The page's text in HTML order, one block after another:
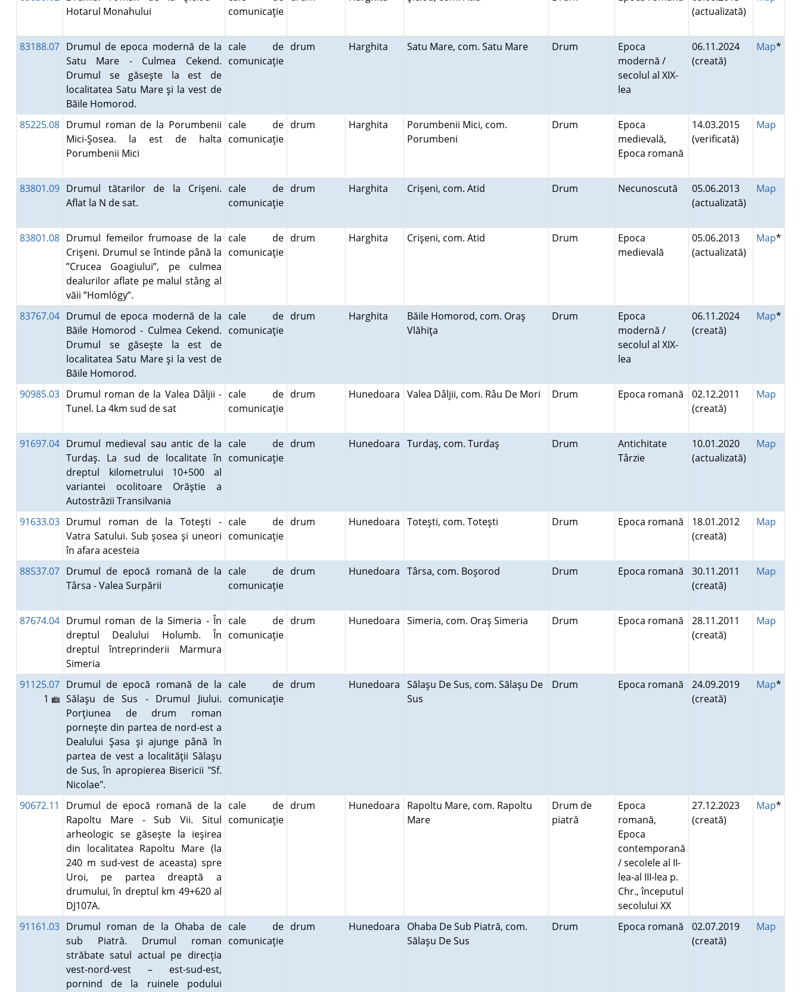
Hotarul Monahului
comunicaţie
(actualizată)
83188.07 Drumul de epoca modernă de la
Satu Mare - Culmea Cekend.
Drumul se găseşte la est de
localitatea Satu Mare şi la vest de
Băile Homorod.
cale de
comunicaţie
drum Harghita Satu Mare, com. Satu Mare Drum
Epoca
modernă /
secolul al XIX-
lea
06.11.2024
(creată)
Map*
85225.08 Drumul roman de la Porumbenii
Mici-Şosea. la est de halta
Porumbenii Mici
cale de
comunicaţie
drum Harghita
Porumbenii Mici, com.
Porumbeni
Drum
Epoca
medievală,
Epoca romană
14.03.2015
(verificată)
Map
83801.09 Drumul tătarilor de la Crişeni.
Aflat la N de sat.
cale de
comunicaţie
drum Harghita Crişeni, com. Atid Drum Necunoscută
05.06.2013
(actualizată)
Map
83801.08 Drumul femeilor frumoase de la
Crişeni. Drumul se întinde până la
”Crucea Goagiului”, pe culmea
dealurilor aflate pe malul stâng al
văii ”Homlógy”.
cale de
comunicaţie
drum Harghita Crişeni, com. Atid Drum
Epoca
medievală
05.06.2013
(actualizată)
Map*
83767.04 Drumul de epoca modernă de la
Băile Homorod - Culmea Cekend.
Drumul se găseşte la est de
localitatea Satu Mare şi la vest de
Băile Homorod.
cale de
comunicaţie
drum Harghita
Băile Homorod, com. Oraş
Vlăhiţa
Drum
Epoca
modernă /
secolul al XIX-
lea
06.11.2024
(creată)
Map*
90985.03 Drumul roman de la Valea Dâljii -
Tunel. La 4km sud de sat
cale de
comunicaţie
drum Hunedoara Valea Dâljii, com. Râu De Mori Drum Epoca romană
02.12.2011
(creată)
Map
91697.04 Drumul medieval sau antic de la
Turdaş. La sud de localitate în
dreptul kilometrului 10+500 al
variantei ocolitoare Orăştie a
Autostrăzii Transilvania
cale de
comunicaţie
drum Hunedoara Turdaş, com. Turdaş Drum
Antichitate
Târzie
10.01.2020
(actualizată)
Map
91633.03 Drumul roman de la Toteşti -
Vatra Satului. Sub şosea şi uneori
în afara acesteia
cale de
comunicaţie
drum Hunedoara Toteşti, com. Toteşti Drum Epoca romană
18.01.2012
(creată)
Map
88537.07 Drumul de epocă romană de la
Târsa - Valea Surpării
cale de
comunicaţie
drum Hunedoara Târsa, com. Boşorod Drum Epoca romană
30.11.2011
(creată)
Map
87674.04 Drumul roman de la Simeria - În
dreptul Dealului Holumb. În
dreptul întreprinderii Marmura
Simeria
cale de
comunicaţie
drum Hunedoara Simeria, com. Oraş Simeria Drum Epoca romană
28.11.2011
(creată)
Map
91125.07
1
Drumul de epocă romană de la
Sălaşu de Sus - Drumul Jiului.
Porţiunea de drum roman
porneşte din partea de nord-est a
Dealului Şasa şi ajunge până în
partea de vest a localităţii Sălaşu
de Sus, în apropierea Bisericii "Sf.
Nicolae".
cale de
comunicaţie
drum Hunedoara Sălaşu De Sus, com. Sălaşu De
Sus
Drum Epoca romană
24.09.2019
(creată)
Map*
90672.11
Drumul de epocă romană de la
Rapoltu Mare - Sub Vii. Situl
arheologic se găseşte la ieşirea
din localitatea Rapoltu Mare (la
240 m sud-vest de aceasta) spre
Uroi, pe partea dreaptă a
drumului, în dreptul km 49+620 al
DJ107A.
cale de
comunicaţie
drum Hunedoara
Rapoltu Mare, com. Rapoltu
Mare
Drum de
piatră
Epoca
romană,
Epoca
contemporană
/ secolele al II-
lea-al III-lea p.
Chr., începutul
secolului XX
27.12.2023
(creată)
Map*
91161.03 Drumul roman de la Ohaba de
sub Piatră. Drumul roman
străbate satul actual pe direcţia
vest-nord-vest – est-sud-est,
pornind de la ruinele podului
cale de
comunicaţie
drum Hunedoara
Ohaba De Sub Piatră, com.
Sălaşu De Sus
Drum Epoca romană
02.07.2019
(creată)
Map